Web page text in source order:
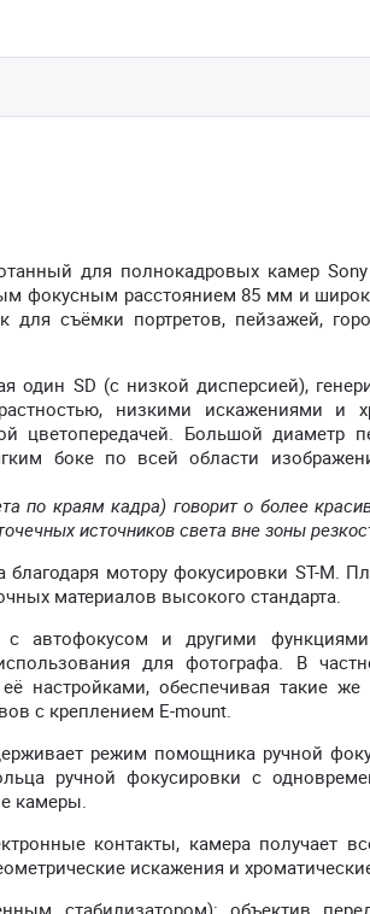
для полнокадровых камер
фокусным расстоянием 85 мм и
для съёмки портретов, пейзажей,
один SD (с низкой дисперсией),
низкими искажениями и
цветопередачей. Большой диаметр
боке по всей области
по краям кадра) говорит о более
источников света вне зоны
мотору фокусировки ST-M.
материалов высокого стандарта.
автофокусом и другими
для фотографа. В
обеспечивая такие же
с креплением E-mount.
режим помощника ручной
ручной фокусировки с
камеры.
контакты, камера получает
искажения и
стабилизатором): объектив